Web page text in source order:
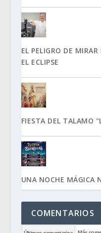
EL PELIGRO DE
EL ECLIPSE
FIESTA DEL TALAMO
UNA NOCHE MÁGICA
COMENTARIOS